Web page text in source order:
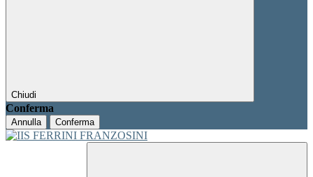
Chiudi
Conferma
Annulla Conferma